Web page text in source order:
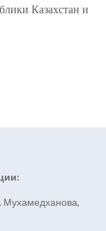
Казахстан и
Мухамедханова,